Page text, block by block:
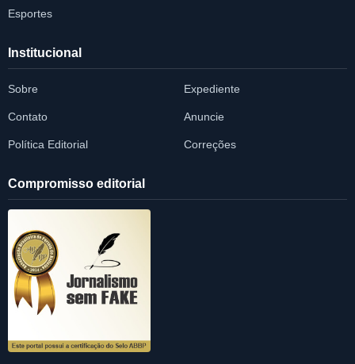
Esportes
Institucional
Sobre Expediente
Contato Anuncie
Política Editorial Correções
Compromisso editorial